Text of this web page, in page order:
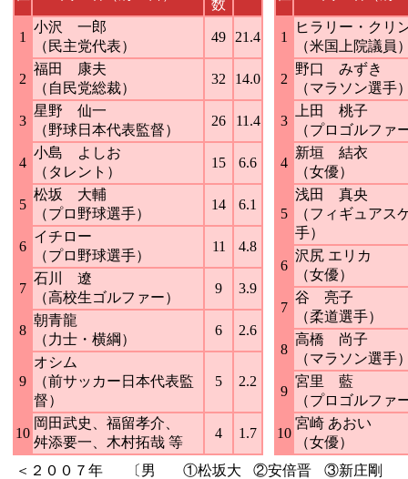
数
1
小沢 一郎
（民主党代表）
49 21.4
2
福田 康夫
（自民党総裁）
32 14.0
3
星野 仙一
（野球日本代表監督）
26 11.4
4
小島 よしお
（タレント）
15 6.6
5
松坂 大輔
（プロ野球選手）
14 6.1
6
イチロー
（プロ野球選手）
11 4.8
7
石川 遼
（高校生ゴルファー）
9 3.9
8
朝青龍
（力士・横綱）
6 2.6
9
オシム
（前サッカー日本代表監
督）
5 2.2
10
岡田武史、福留孝介、
舛添要一、木村拓哉 等
4 1.7
1
ヒラリー・クリ
（米国上院議員
2
野口 みずき
（マラソン選手
3
上田 桃子
（プロゴルファ
4
新垣 結衣
（女優）
5
浅田 真央
（フィギュアス
手）
6
沢尻 エリカ
（女優）
7
谷 亮子
（柔道選手）
8
高橋 尚子
（マラソン選手
9
宮里 藍
（プロゴルファ
10
宮崎 あおい
（女優）
＜２００７年
〔男
①松坂大
②安倍晋
③新庄剛